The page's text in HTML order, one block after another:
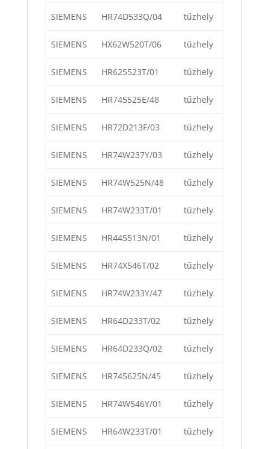
SIEMENS HR74D533Q/04 tűzhely
SIEMENS HX62W520T/06 tűzhely
SIEMENS HR625523T/01 tűzhely
SIEMENS HR745525E/48 tűzhely
SIEMENS HR72D213F/03 tűzhely
SIEMENS HR74W237Y/03 tűzhely
SIEMENS HR74W525N/48 tűzhely
SIEMENS HR74W233T/01 tűzhely
SIEMENS HR445513N/01 tűzhely
SIEMENS HR74X546T/02 tűzhely
SIEMENS HR74W233Y/47 tűzhely
SIEMENS HR64D233T/02 tűzhely
SIEMENS HR64D233Q/02 tűzhely
SIEMENS HR745625N/45 tűzhely
SIEMENS HR74W546Y/01 tűzhely
SIEMENS HR64W233T/01 tűzhely